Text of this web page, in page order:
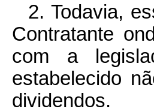
2. Todavia,
Contratante
com a
estabelecido
dividendos.